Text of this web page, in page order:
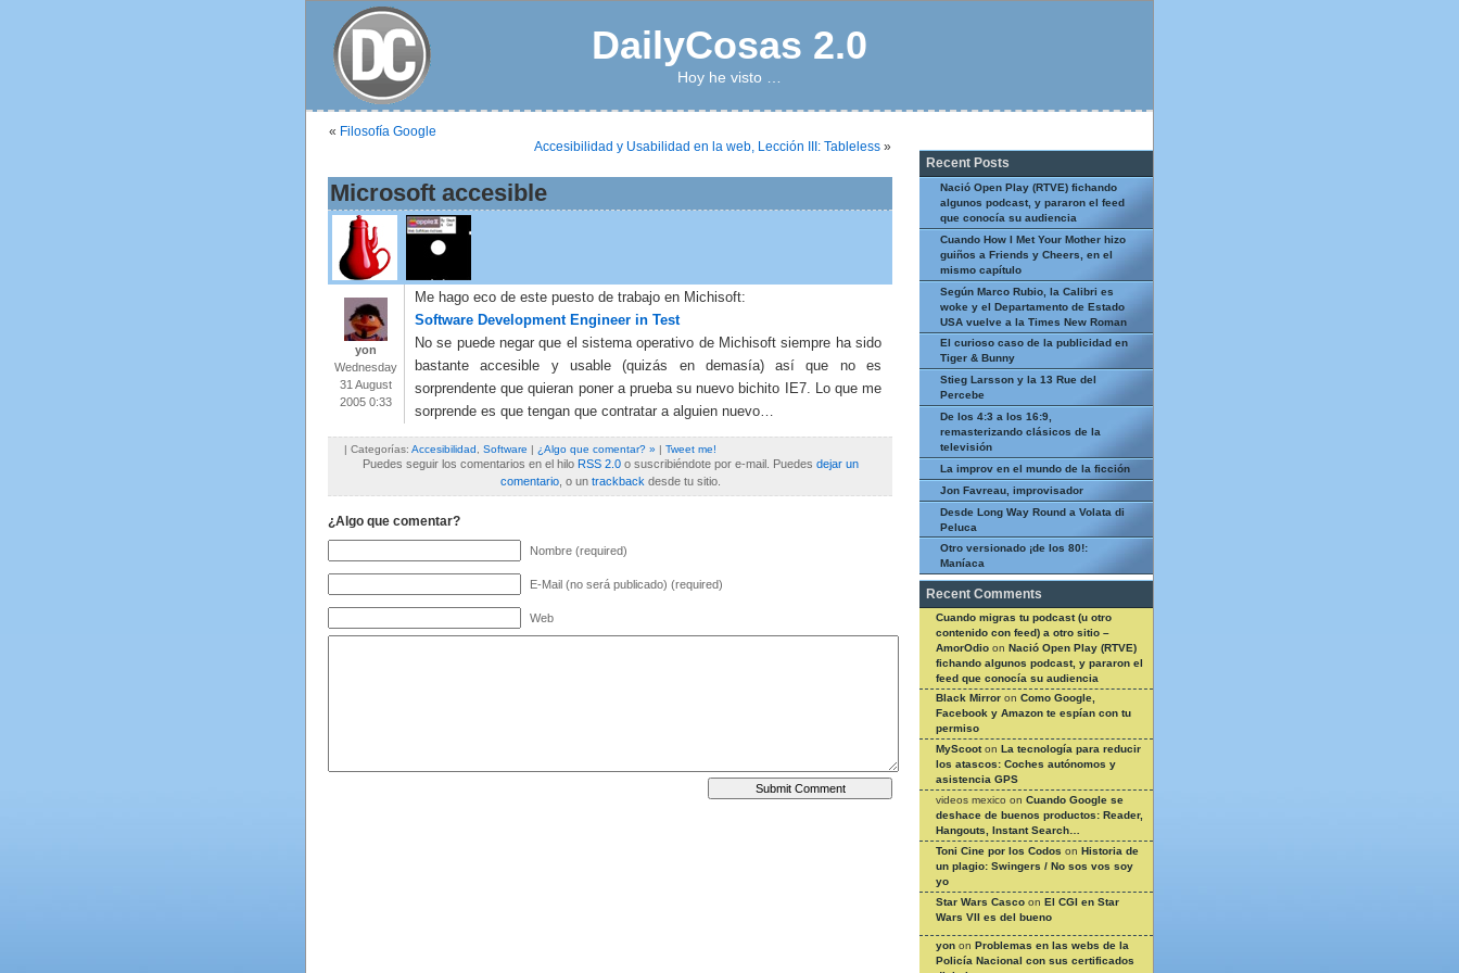
DailyCosas 2.0
Hoy he visto …
« Filosofía Google
Accesibilidad y Usabilidad en la web, Lección III: Tableless »
Microsoft accesible
yon
Wednesday
31 August
2005 0:33
Me hago eco de este puesto de trabajo en Michisoft:
Software Development Engineer in Test
No se puede negar que el sistema operativo de Michisoft siempre ha sido
bastante accesible y usable (quizás en demasía) así que no es
sorprendente que quieran poner a prueba su nuevo bichito IE7. Lo que me
sorprende es que tengan que contratar a alguien nuevo…
| Categorías: Accesibilidad Software | ¿Algo que comentar? » | Tweet me!
Puedes seguir los comentarios en el hilo RSS 2.0o suscribiéndote por e-mail. Puedes dejar un
comentario, o un trackback desde tu sitio.
¿Algo que comentar?
Nombre (required)
E-Mail (no será publicado) (required)
Web
Recent Posts
Nació Open Play (RTVE) fichando
algunos podcast, y pararon el feed
que conocía su audiencia
Cuando How I Met Your Mother hizo
guiños a Friends y Cheers, en el
mismo capítulo
Según Marco Rubio, la Calibri es
woke y el Departamento de Estado
USA vuelve a la Times New Roman
El curioso caso de la publicidad en
Tiger & Bunny
Stieg Larsson y la 13 Rue del
Percebe
De los 4:3 a los 16:9,
remasterizando clásicos de la
televisión
La improv en el mundo de la ficción
Jon Favreau, improvisador
Desde Long Way Round a Volata di
Peluca
Otro versionado ¡de los 80!:
Maníaca
Recent Comments
Cuando migras tu podcast (u otro
contenido con feed) a otro sitio –
AmorOdio on Nació Open Play (RTVE)
fichando algunos podcast, y pararon el
feed que conocía su audiencia
Black Mirror on Como Google,
Facebook y Amazon te espían con tu
permiso
MyScooton La tecnología para reducir
los atascos: Coches autónomos y
asistencia GPS
videos mexico on Cuando Google se
deshace de buenos productos: Reader,
Hangouts, Instant Search…
Toni Cine por los Codos on Historia de
un plagio: Swingers / No sos vos soy
yo
Star Wars Casco on El CGI en Star
Wars VII es del bueno
yon on Problemas en las webs de la
Policía Nacional con sus certificados